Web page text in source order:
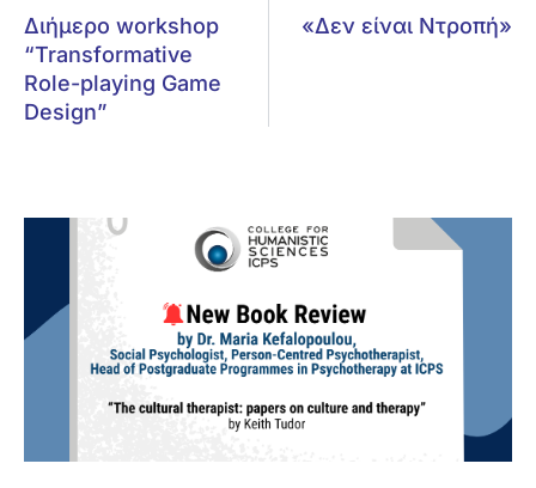
Διήμερο workshop
“Transformative
Role-playing Game
Design”
«Δεν είναι Ντροπή»